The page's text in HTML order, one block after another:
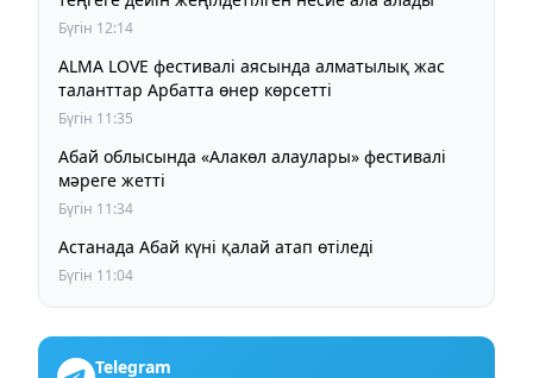
Бүгін 12:14
ALMA LOVE фестивалі аясында алматылық жас
таланттар Арбатта өнер көрсетті
Бүгін 11:35
Абай облысында «Алакөл алаулары» фестивалі
мәреге жетті
Бүгін 11:34
Астанада Абай күні қалай атап өтіледі
Бүгін 11:04
Telegram